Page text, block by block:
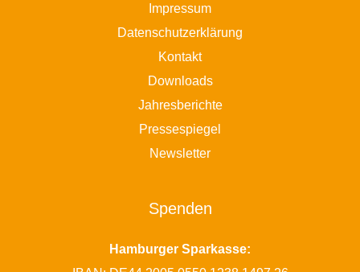
Impressum
Datenschutzerklärung
Kontakt
Downloads
Jahresberichte
Pressespiegel
Newsletter
Spenden
Hamburger Sparkasse: